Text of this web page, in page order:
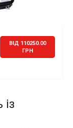
ВІД 110250.00
ГРН